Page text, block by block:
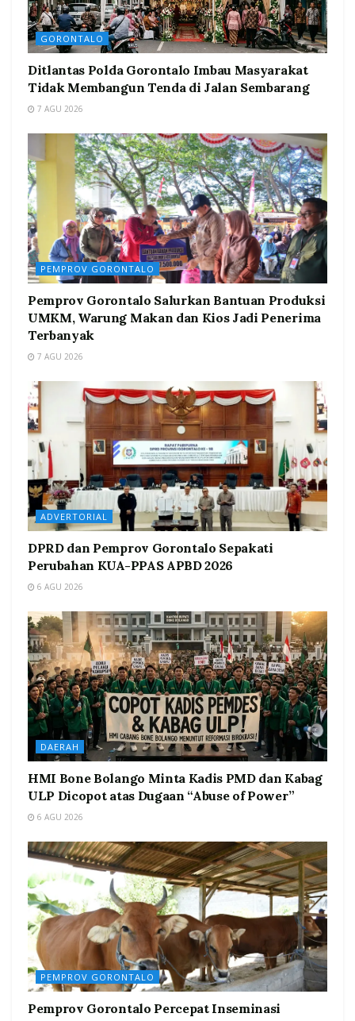
GORONTALO
Ditlantas Polda Gorontalo Imbau Masyarakat
Tidak Membangun Tenda di Jalan Sembarang
7 AGU 2026
PEMPROV GORONTALO
Pemprov Gorontalo Salurkan Bantuan Produksi
UMKM, Warung Makan dan Kios Jadi Penerima
Terbanyak
7 AGU 2026
ADVERTORIAL
DPRD dan Pemprov Gorontalo Sepakati
Perubahan KUA-PPAS APBD 2026
6 AGU 2026
DAERAH
HMI Bone Bolango Minta Kadis PMD dan Kabag
ULP Dicopot atas Dugaan “Abuse of Power”
6 AGU 2026
PEMPROV GORONTALO
Pemprov Gorontalo Percepat Inseminasi